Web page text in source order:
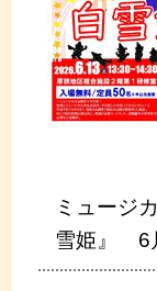
ミュージ
雪姫』 6